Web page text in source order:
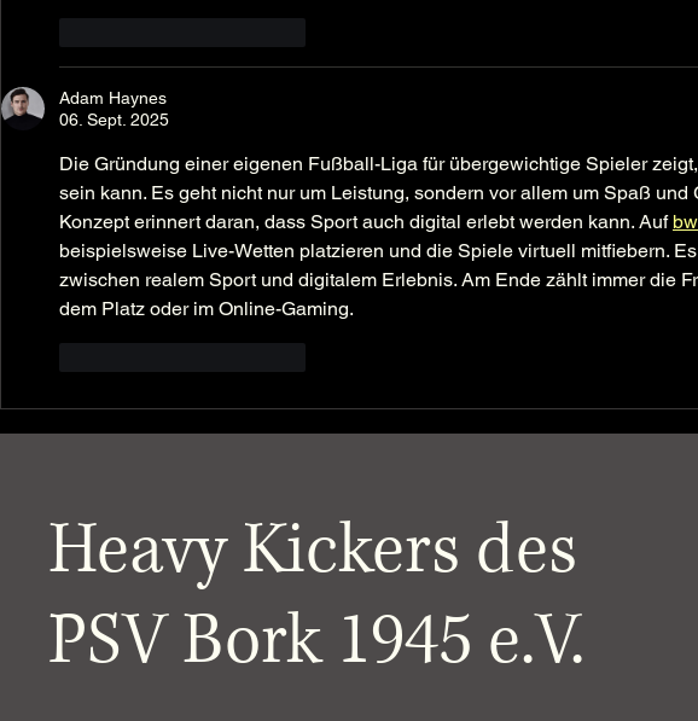
Adam Haynes
06. Sept. 2025
Die Gründung einer eigenen Fußball-Liga für übergewichtige Spieler
sein kann. Es geht nicht nur um Leistung, sondern vor allem um Spaß und
Konzept erinnert daran, dass Sport auch digital erlebt werden kann. Auf
beispielsweise Live-Wetten platzieren und die Spiele virtuell mitfiebern.
zwischen realem Sport und digitalem Erlebnis. Am Ende zählt immer die
dem Platz oder im Online-Gaming.
Heavy Kickers des
PSV Bork 1945 e.V.